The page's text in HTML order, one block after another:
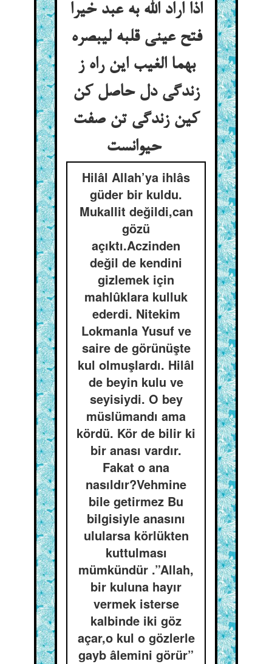
اذا اراد الله به عبد خیرا
فتح عینی قلبه لیبصره
بهما الغیب این راه ز
زندگی دل حاصل کن
کین زندگی تن صفت
حیوانست
Hilâl Allah’ya ihlâs
güder bir kuldu.
Mukallit değildi,can
gözü
açıktı.Aczinden
değil de kendini
gizlemek için
mahlûklara kulluk
ederdi. Nitekim
Lokmanla Yusuf ve
saire de görünüşte
kul olmuşlardı. Hilâl
de beyin kulu ve
seyisiydi. O bey
müslümandı ama
kördü. Kör de bilir ki
bir anası vardır.
Fakat o ana
nasıldır?Vehmine
bile getirmez Bu
bilgisiyle anasını
ulularsa körlükten
kuttulması
mümkündür .”Allah,
bir kuluna hayır
vermek isterse
kalbinde iki göz
açar,o kul o gözlerle
gayb âlemini görür”